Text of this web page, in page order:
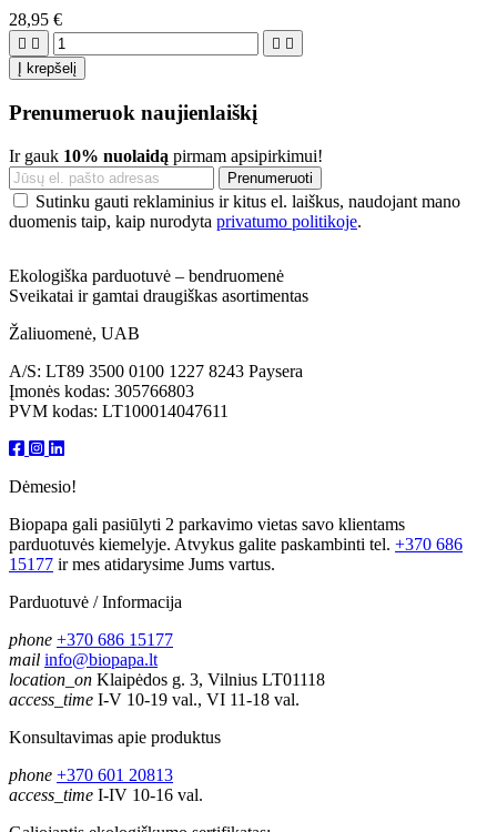
28,95 €
   
Į krepšelį
Prenumeruok naujienlaiškį
Ir gauk 10% nuolaidą pirmam apsipirkimui!
Sutinku gauti reklaminius ir kitus el. laiškus, naudojant mano
duomenis taip, kaip nurodyta privatumo politikoje.
Ekologiška parduotuvė – bendruomenė
Sveikatai ir gamtai draugiškas asortimentas
Žaliuomenė, UAB
A/S: LT89 3500 0100 1227 8243 Paysera
Įmonės kodas: 305766803
PVM kodas: LT100014047611
Dėmesio!
Biopapa gali pasiūlyti 2 parkavimo vietas savo klientams
parduotuvės kiemelyje. Atvykus galite paskambinti tel. +370 686
15177 ir mes atidarysime Jums vartus.
Parduotuvė / Informacija
phone +370 686 15177
mail info@biopapa.lt
location_on Klaipėdos g. 3, Vilnius LT01118
access_time I-V 10-19 val., VI 11-18 val.
Konsultavimas apie produktus
phone +370 601 20813
access_time I-IV 10-16 val.